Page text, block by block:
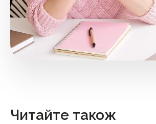
Читайте також